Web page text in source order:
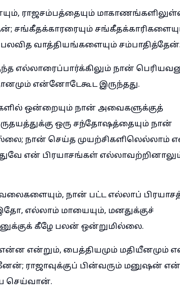
ராஜசம்பத்தையும்
சங்கீதக்காரரையும்
பலவித வாத்தியங்களையும் சம்பாதித்தேன்.
எல்லாரைப்பார்க்கிலும் நான்
என்னோடேகூட இருந்தது.
ஒன்றையும் நான் அவைகளுக்குத்
ஒரு சந்தோஷத்தையும் நான்
நான் செய்த முயற்சிகளிலெல்லாம்
என் பிரயாசங்கள்
நான் பட்ட எல்லாப்
எல்லாம் மாயையும், மனதுக்குச்
கீழே பலன் ஒன்றுமில்லை.
என்ன என்றும், பைத்தியமும் மதியீனமும்
ராஜாவுக்குப் பின்வரும் மனுஷன்
செய்வான்.